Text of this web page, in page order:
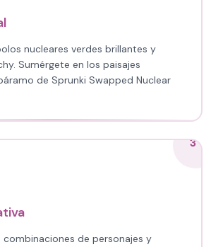
nucleares verdes brillantes y
Sumérgete en los paisajes
de Sprunki Swapped Nuclear
3
de personajes y